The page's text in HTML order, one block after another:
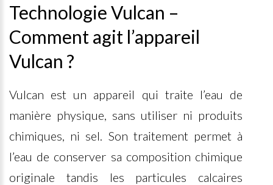
Technologie Vulcan –
Comment agit l’appareil
Vulcan ?
Vulcan est un appareil qui traite l’eau de
manière physique, sans utiliser ni produits
chimiques, ni sel. Son traitement permet à
l’eau de conserver sa composition chimique
originale tandis les particules calcaires